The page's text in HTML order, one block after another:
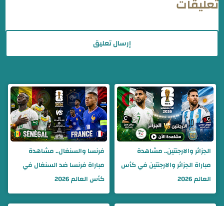
تعليقات
إرسال تعليق
الجزائر والارجنتين.. مشاهدة
مباراة الجزائر والارجنتين في كأس
العالم 2026
فرنسا والسنغال.. مشاهدة
مباراة فرنسا ضد السنغال في
كأس العالم 2026